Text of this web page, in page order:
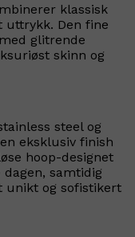
klassisk
uttrykk. Den fine
glitrende
skinn og
steel og
eksklusiv finish
hoop-designet
samtidig
unikt og sofistikert